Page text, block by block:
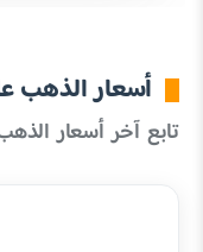
أسعار الذهب
تابع آخر أسعار